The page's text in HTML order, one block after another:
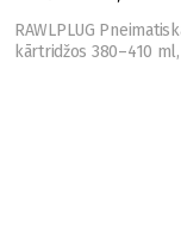
RAWLPLUG
kārtridžos 380–410 ml,